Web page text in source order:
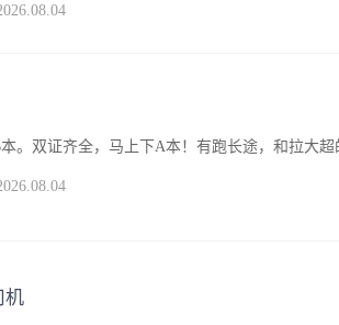
。双证齐全，马上下A本！有跑长途，和拉大
机